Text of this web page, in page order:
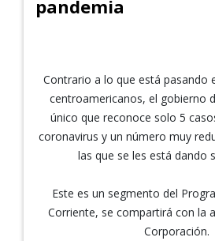
pandemia
Contrario a lo que está pasando
centroamericanos, el gobierno
único que reconoce solo 5
coronavirus y un número muy
las que se les está dando
Este es un segmento del
Corriente, se compartirá con la
Corporación.